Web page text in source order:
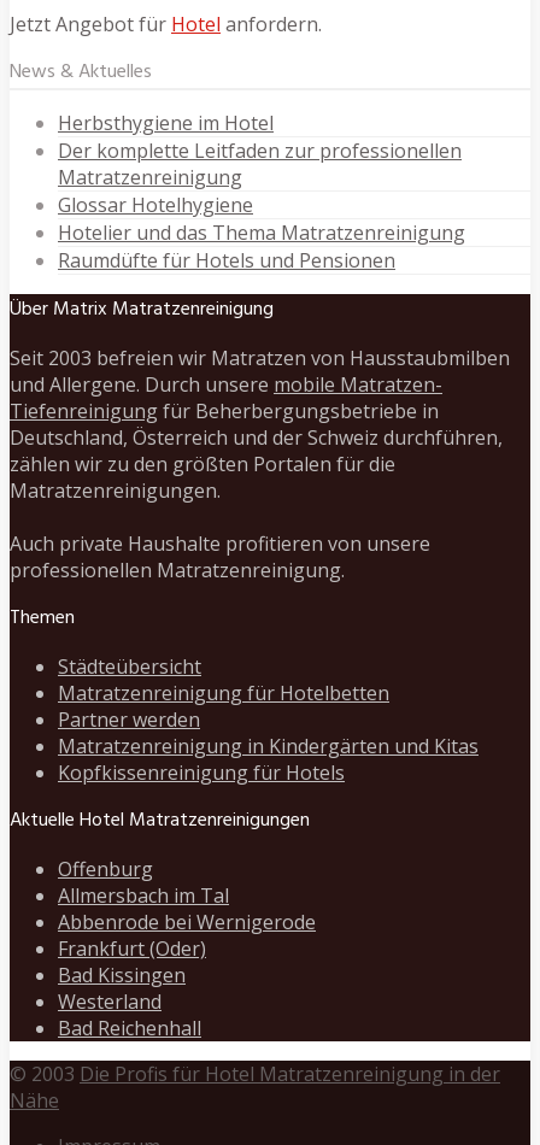
Jetzt Angebot für Hotel anfordern.
News & Aktuelles
Herbsthygiene im Hotel
Der komplette Leitfaden zur professionellen
Matratzenreinigung
Glossar Hotelhygiene
Hotelier und das Thema Matratzenreinigung
Raumdüfte für Hotels und Pensionen
Über Matrix Matratzenreinigung
Seit 2003 befreien wir Matratzen von Hausstaubmilben
und Allergene. Durch unsere mobile Matratzen-
Tiefenreinigungfür Beherbergungsbetriebe in
Deutschland, Österreich und der Schweiz durchführen,
zählen wir zu den größten Portalen für die
Matratzenreinigungen.
Auch private Haushalte profitieren von unsere
professionellen Matratzenreinigung.
Themen
Städteübersicht
Matratzenreinigung für Hotelbetten
Partner werden
Matratzenreinigung in Kindergärten und Kitas
Kopfkissenreinigung für Hotels
Aktuelle Hotel Matratzenreinigungen
Offenburg
Allmersbach im Tal
Abbenrode bei Wernigerode
Frankfurt (Oder)
Bad Kissingen
Westerland
Bad Reichenhall
© 2003 Die Profis für Hotel Matratzenreinigung in der
Nähe